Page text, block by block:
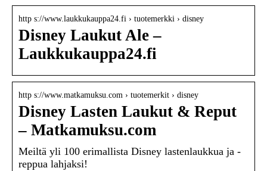
http s://www.laukkukauppa24.fi › tuotemerkki › disney
Disney Laukut Ale –
Laukkukauppa24.fi
http s://www.matkamuksu.com › tuotemerkit › disney
Disney Lasten Laukut & Reput
– Matkamuksu.com
Meiltä yli 100 erimallista Disney lastenlaukkua ja -
reppua lahjaksi!